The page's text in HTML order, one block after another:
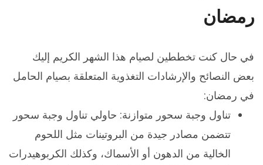
رمضان
في حال كنت تخططين لصيام هذا الشهر الكريم إليك
بعض النصائح والإرشادات التغذوية المتعلقة بصيام الحامل
في رمضان:
تناول وجبة سحور متوازنة: حاولي تناول وجبة سحور
تتضمن مصادر جيدة من البروتينات مثل اللحوم
الخالية من الدهون أو الأسماك، وكذلك الكربوهيدرات